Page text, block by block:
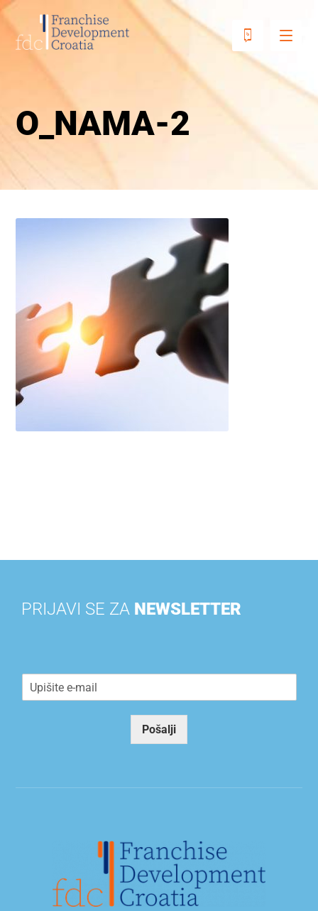
O_NAMA-2
PRIJAVI SE ZANEWSLETTER
m
Pošalji